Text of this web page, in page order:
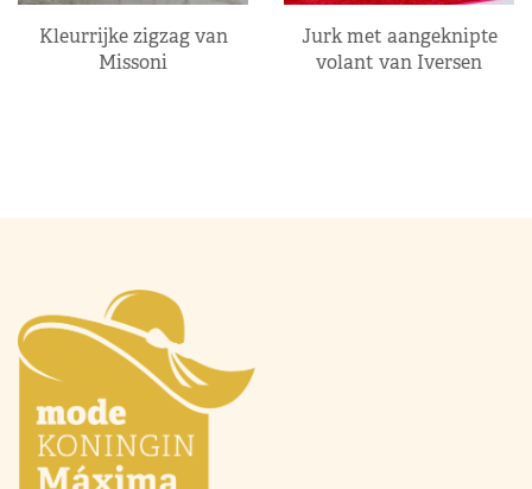
Kleurrijke zigzag van
Missoni
Jurk met aangeknipte
volant van Iversen